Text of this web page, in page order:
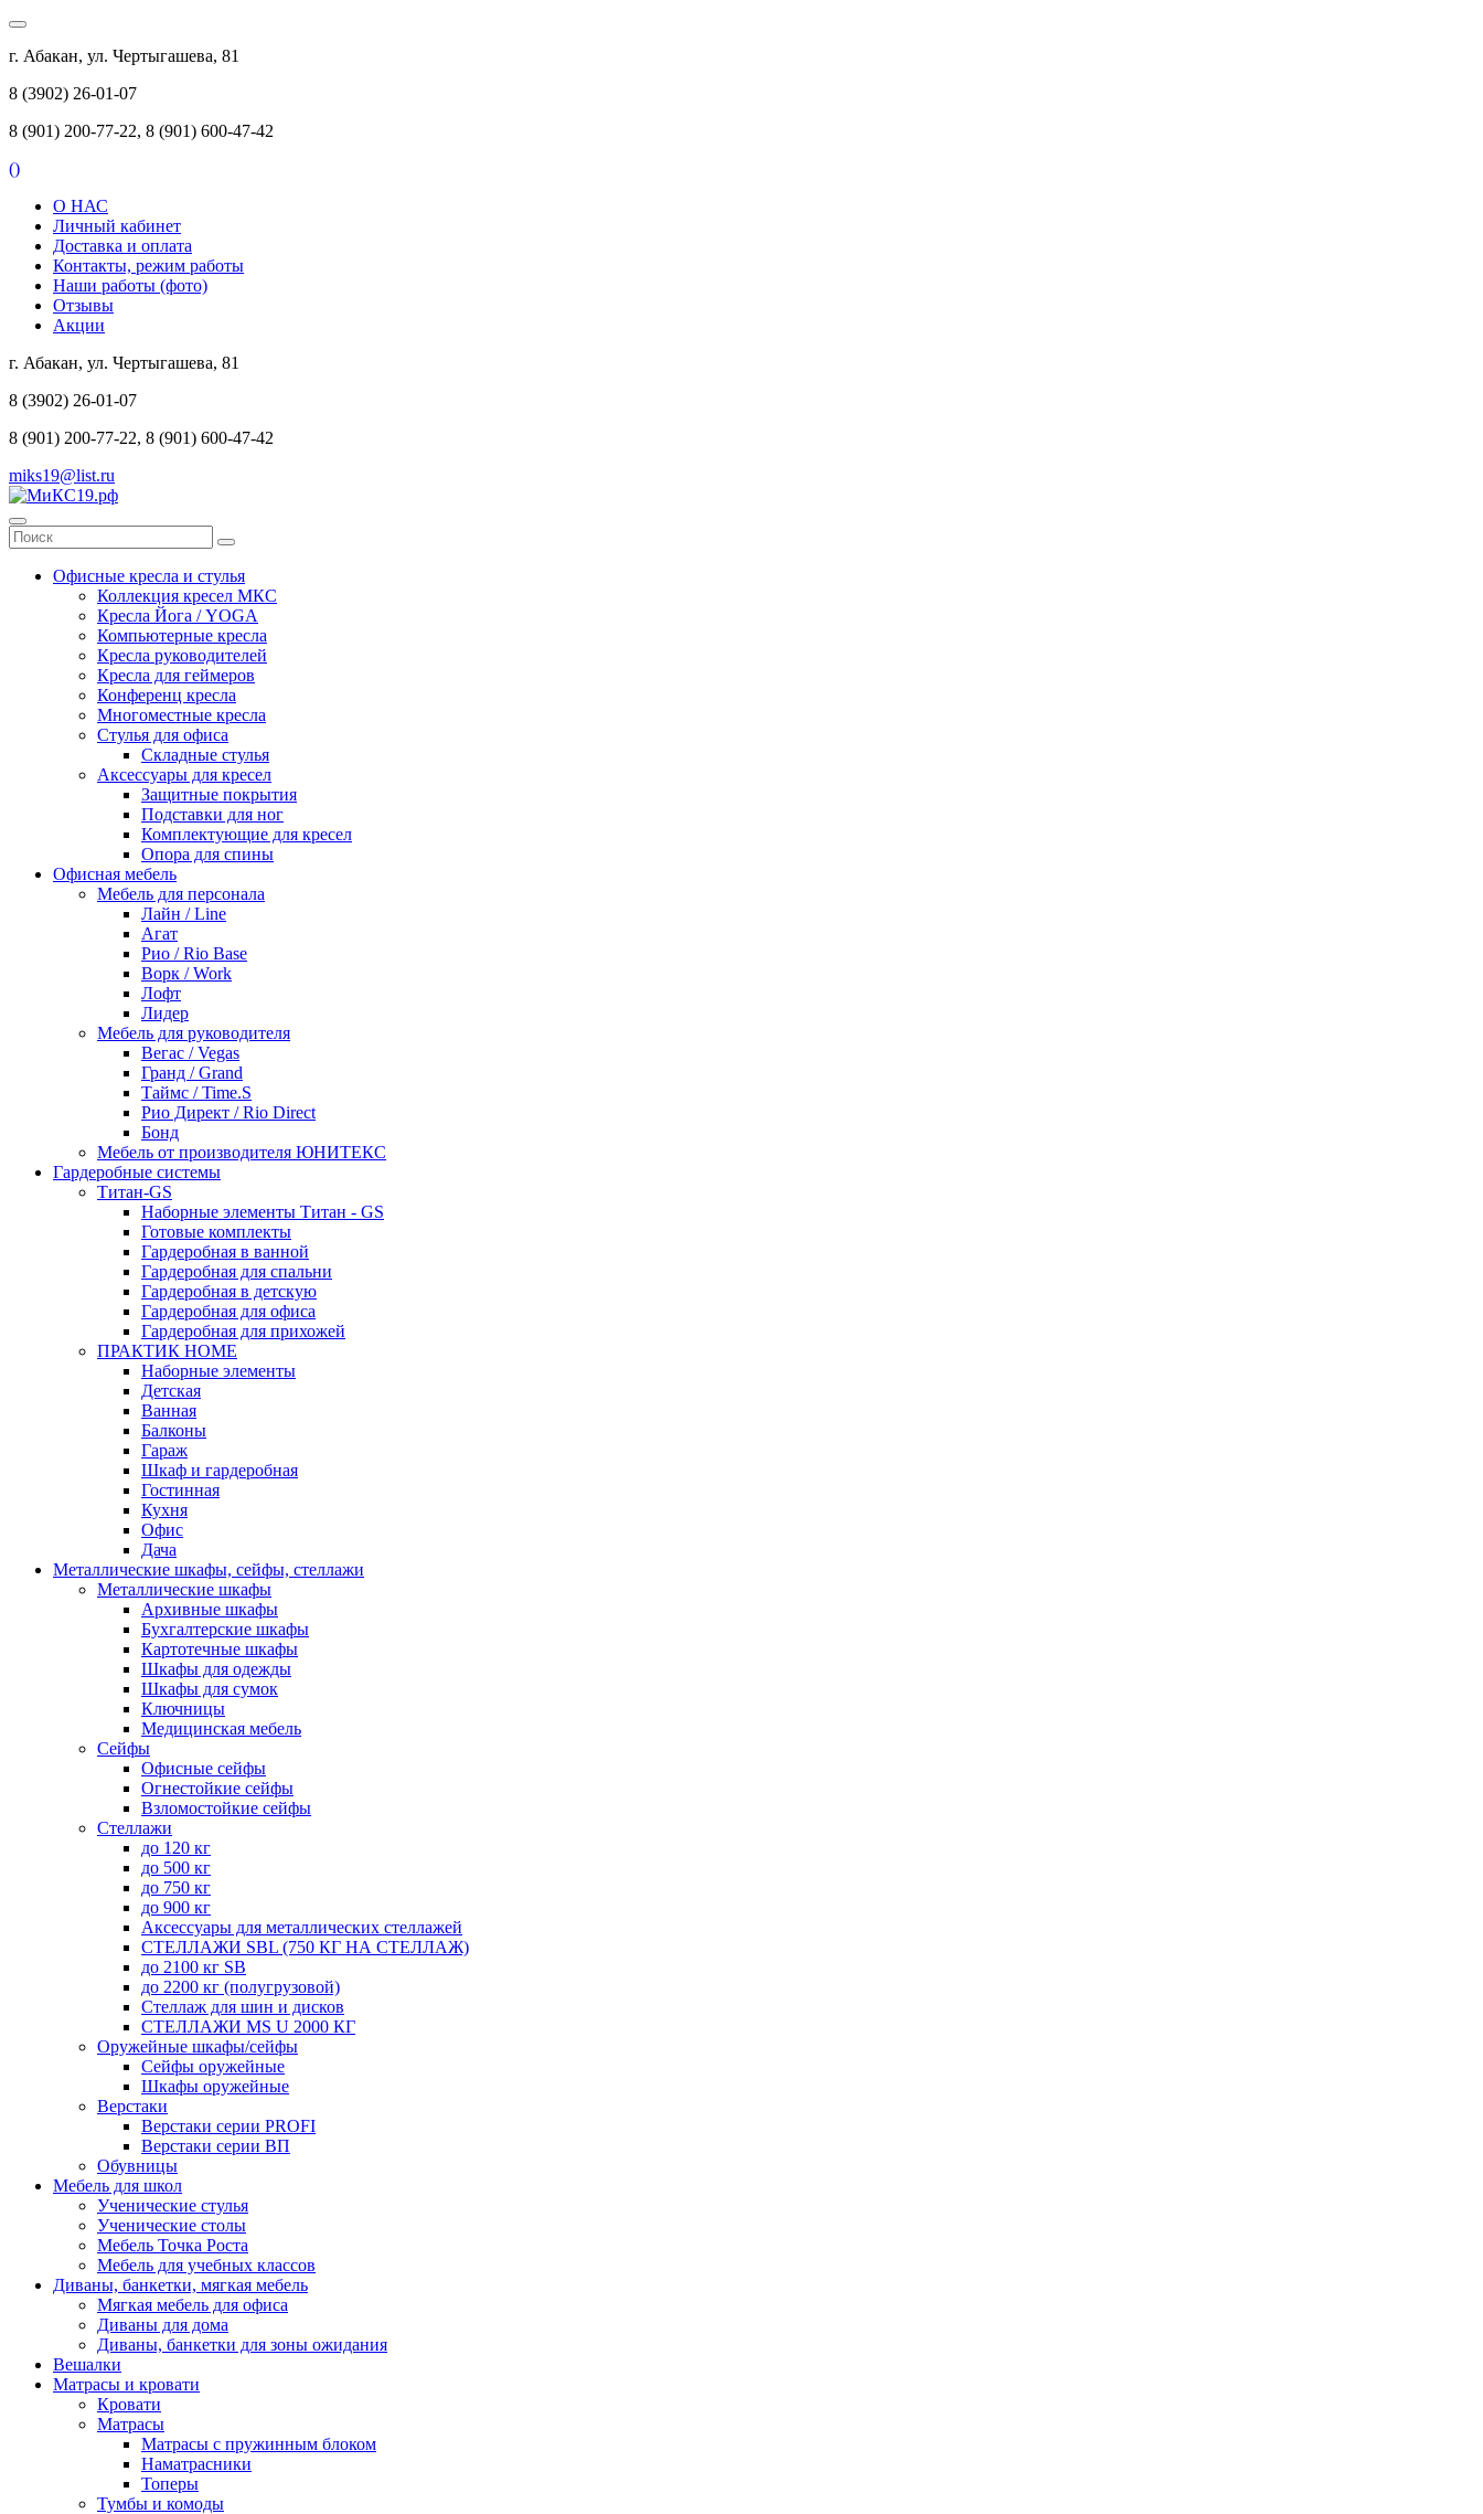
г. Абакан, ул. Чертыгашева, 81
8 (3902) 26-01-07
8 (901) 200-77-22, 8 (901) 600-47-42
()
О НАС
Личный кабинет
Доставка и оплата
Контакты, режим работы
Наши работы (фото)
Отзывы
Акции
г. Абакан, ул. Чертыгашева, 81
8 (3902) 26-01-07
8 (901) 200-77-22, 8 (901) 600-47-42
miks19@list.ru
Офисные кресла и стулья
Коллекция кресел МКС
Кресла Йога / YOGA
Компьютерные кресла
Кресла руководителей
Кресла для геймеров
Конференц кресла
Многоместные кресла
Стулья для офиса
Складные стулья
Аксессуары для кресел
Защитные покрытия
Подставки для ног
Комплектующие для кресел
Опора для спины
Офисная мебель
Мебель для персонала
Лайн / Line
Агат
Рио / Rio Base
Ворк / Work
Лофт
Лидер
Мебель для руководителя
Вегас / Vegas
Гранд / Grand
Таймс / Time.S
Рио Директ / Rio Direct
Бонд
Мебель от производителя ЮНИТЕКС
Гардеробные системы
Титан-GS
Наборные элементы Титан - GS
Готовые комплекты
Гардеробная в ванной
Гардеробная для спальни
Гардеробная в детскую
Гардеробная для офиса
Гардеробная для прихожей
ПРАКТИК HOME
Наборные элементы
Детская
Ванная
Балконы
Гараж
Шкаф и гардеробная
Гостинная
Кухня
Офис
Дача
Металлические шкафы, сейфы, стеллажи
Металлические шкафы
Архивные шкафы
Бухгалтерские шкафы
Картотечные шкафы
Шкафы для одежды
Шкафы для сумок
Ключницы
Медицинская мебель
Сейфы
Офисные сейфы
Огнестойкие сейфы
Взломостойкие сейфы
Стеллажи
до 120 кг
до 500 кг
до 750 кг
до 900 кг
Аксессуары для металлических стеллажей
СТЕЛЛАЖИ SBL (750 КГ НА СТЕЛЛАЖ)
до 2100 кг SB
до 2200 кг (полугрузовой)
Стеллаж для шин и дисков
СТЕЛЛАЖИ MS U 2000 КГ
Оружейные шкафы/сейфы
Сейфы оружейные
Шкафы оружейные
Верстаки
Верстаки серии PROFI
Верстаки серии ВП
Обувницы
Мебель для школ
Ученические стулья
Ученические столы
Мебель Точка Роста
Мебель для учебных классов
Диваны, банкетки, мягкая мебель
Мягкая мебель для офиса
Диваны для дома
Диваны, банкетки для зоны ожидания
Вешалки
Матрасы и кровати
Кровати
Матрасы
Матрасы с пружинным блоком
Наматрасники
Топеры
Тумбы и комоды